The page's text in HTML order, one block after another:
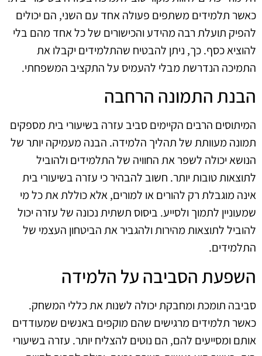
כאשר תלמידים משתפים פעולה אחד עם השני, הם יכולים
להפיק תועלת רבה מהידע והכישורים של כל אחד מהם בלי
להוציא כסף. כך, ניתן להבטיח שהתלמידים יקבלו את
התמיכה הנדרשת מבלי להעמיס על התקציב המשפחתי.
הבנת התמונה הרחבה
המיתוסים הרבים הקיימים סביב עזרה בשיעורי בית מספקים
תמונה מעוותת של תהליך הלמידה. הבנה מעמיקה יותר של
הנושא יכולה לשפר את החוויה של התלמידים ולהוביל
לתוצאות טובות יותר. חשוב להבהיר כי עזרה בשיעורי בית
אינה מוגבלת רק להורים או למורים, אלא כוללת את כל מי
שמעוניין לתמוך ולסייע. ביסוס תשתית נכונה של עזרה יכול
להוביל לתוצאות מהירות ולהגביר את הביטחון העצמי של
התלמידים.
השפעת הסביבה על הלמידה
סביבה תומכת ומחבקת יכולה לשנות את כללי המשחק.
כאשר תלמידים מרגישים שהם מוקפים באנשים שמעודדים
אותם ומסייעים להם, הם נוטים להצליח יותר. עזרה בשיעורי